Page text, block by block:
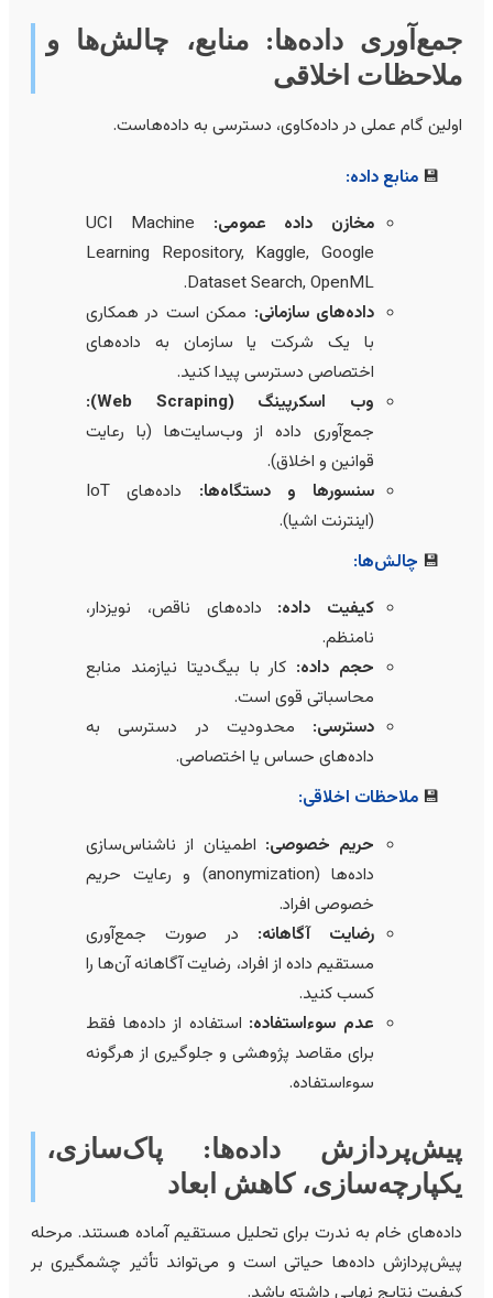
داده‌ها: منابع، چالش‌ها و
اخلاقی
گام عملی در داده‌کاوی، دسترسی به داده‌هاست.
منابع داده:
مخازن داده عمومی:
UCI Machine
Learning Repository, Kaggle, Google
Dataset Search, OpenML.
داده‌های سازمانی:ممکن است در همکاری
با یک شرکت یا سازمان به داده‌های
اختصاصی دسترسی پیدا کنید.
وب اسکرپینگ (Web Scraping):
جمع‌آوری داده از وب‌سایت‌ها (با رعایت
قوانین و اخلاق).
سنسورها و دستگاه‌ها:
داده‌های IoT
(اینترنت اشیا).
چالش‌ها:
کیفیت داده: داده‌های ناقص، نویزدار،
نامنظم.
حجم داده: کار با بیگ‌دیتا نیازمند منابع
محاسباتی قوی است.
دسترسی:محدودیت در دسترسی به
داده‌های حساس یا اختصاصی.
ملاحظات اخلاقی:
حریم خصوصی:اطمینان از ناشناس‌سازی
داده‌ها (anonymization) و رعایت حریم
خصوصی افراد.
رضایت آگاهانه:در صورت جمع‌آوری
مستقیم داده از افراد، رضایت آگاهانه آن‌ها را
کسب کنید.
عدم سوءاستفاده:استفاده از داده‌ها فقط
برای مقاصد پژوهشی و جلوگیری از هرگونه
سوءاستفاده.
داده‌ها: پاک‌سازی،
کاهش ابعاد
خام به ندرت برای تحلیل مستقیم آماده هستند. مرحله
داده‌ها حیاتی است و می‌تواند تأثیر چشمگیری بر
نتایج نهایی داشته باشد.